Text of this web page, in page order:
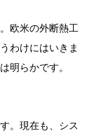
。欧米の外断熱工
わけにはいきま
明らかです。
。現在も、シス